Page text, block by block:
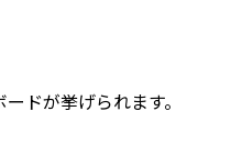
ドが挙げられます。